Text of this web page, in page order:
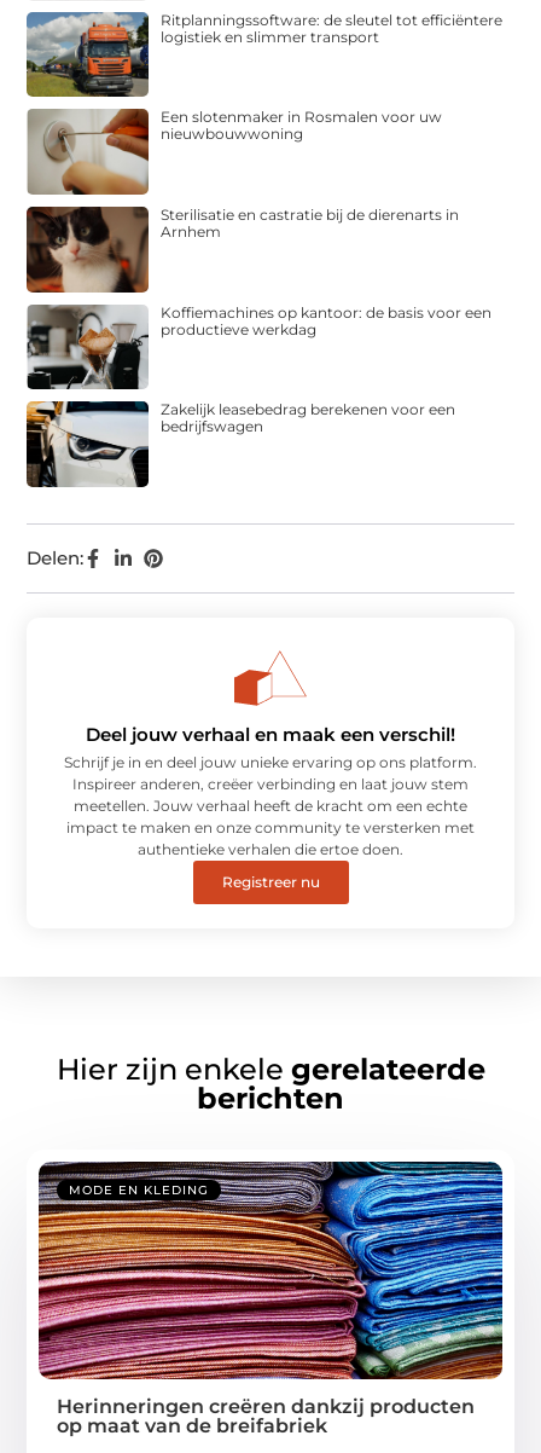
Delen:
Ritplanningssoftware: de sleutel tot efficiëntere
logistiek en slimmer transport
Een slotenmaker in Rosmalen voor uw
nieuwbouwwoning
Sterilisatie en castratie bij de dierenarts in
Arnhem
Koffiemachines op kantoor: de basis voor een
productieve werkdag
Zakelijk leasebedrag berekenen voor een
bedrijfswagen
Deel jouw verhaal en maak een verschil!
Schrijf je in en deel jouw unieke ervaring op ons platform.
Inspireer anderen, creëer verbinding en laat jouw stem
meetellen. Jouw verhaal heeft de kracht om een echte
impact te maken en onze community te versterken met
authentieke verhalen die ertoe doen.
Registreer nu
Hier zijn enkele gerelateerde
berichten
MODE EN KLEDING
Herinneringen creëren dankzij producten
op maat van de breifabriek